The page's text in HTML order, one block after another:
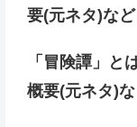
要(元ネタ)など
「冒険譚」と
概要(元ネタ)